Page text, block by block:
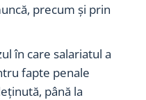
precum şi prin
în care salariatul a
fapte penale
până la